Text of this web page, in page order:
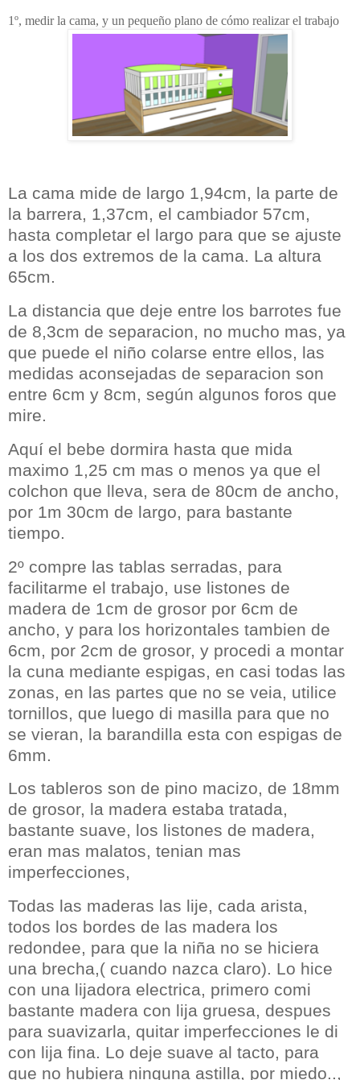
1º, medir la cama, y un pequeño plano de cómo realizar el trabajo
La cama mide de largo 1,94cm, la parte de
la barrera, 1,37cm, el cambiador 57cm,
hasta completar el largo para que se ajuste
a los dos extremos de la cama. La altura
65cm.
La distancia que deje entre los barrotes fue
de 8,3cm de separacion, no mucho mas, ya
que puede el niño colarse entre ellos, las
medidas aconsejadas de separacion son
entre 6cm y 8cm, según algunos foros que
mire.
Aquí el bebe dormira hasta que mida
maximo 1,25 cm mas o menos ya que el
colchon que lleva, sera de 80cm de ancho,
por 1m 30cm de largo, para bastante
tiempo.
2º compre las tablas serradas, para
facilitarme el trabajo, use listones de
madera de 1cm de grosor por 6cm de
ancho, y para los horizontales tambien de
6cm, por 2cm de grosor, y procedi a montar
la cuna mediante espigas, en casi todas las
zonas, en las partes que no se veia, utilice
tornillos, que luego di masilla para que no
se vieran, la barandilla esta con espigas de
6mm.
Los tableros son de pino macizo, de 18mm
de grosor, la madera estaba tratada,
bastante suave, los listones de madera,
eran mas malatos, tenian mas
imperfecciones,
Todas las maderas las lije, cada arista,
todos los bordes de las madera los
redondee, para que la niña no se hiciera
una brecha,( cuando nazca claro). Lo hice
con una lijadora electrica, primero comi
bastante madera con lija gruesa, despues
para suavizarla, quitar imperfecciones le di
con lija fina. Lo deje suave al tacto, para
que no hubiera ninguna astilla, por miedo..,